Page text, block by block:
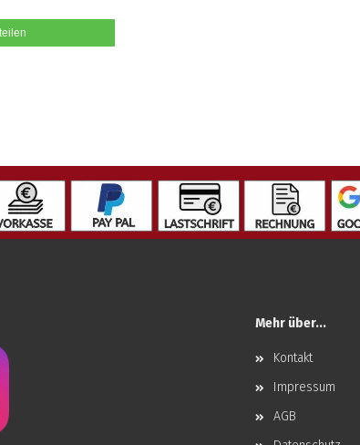
teilen
Mehr über...
Kontakt
Impressum
AGB